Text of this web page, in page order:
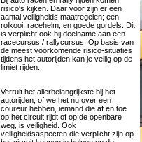
risico's kijken. Daar voor zijn er een
aantal veiligheids maatregelen; een
rolkooi, racehelm, en goede gordels. Dit
is verplicht ook bij deelname aan een
racecursus / rallycursus. Op basis van
de meest voorkomende risico-situaties
tijdens het autorijden kan je veilig op de
limiet rijden.
Verruit het allerbelangrijkste bij het
autorijden, of we het nu over een
coureur hebben, iemand die af en toe
op het circuit rijdt of op de openbare
weg, is veiligheid. Ook
veiligheidsaspecten die verplicht zijn op